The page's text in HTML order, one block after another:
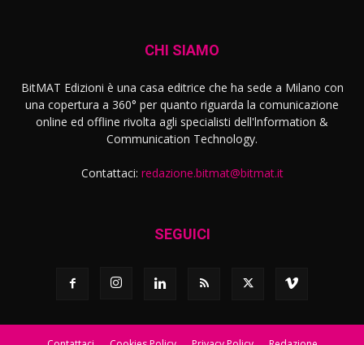
CHI SIAMO
BitMAT Edizioni è una casa editrice che ha sede a Milano con
una copertura a 360° per quanto riguarda la comunicazione
online ed offline rivolta agli specialisti dell'lnformation &
Communication Technology.
Contattaci: redazione.bitmat@bitmat.it
SEGUICI